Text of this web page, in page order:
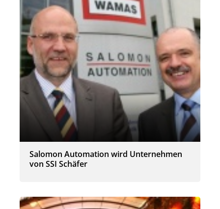
Salomon Automation wird Unternehmen
von SSI Schäfer